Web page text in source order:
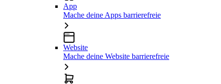
App
Mache deine Apps barrierefreie
Website
Mache deine Website barrierefreie